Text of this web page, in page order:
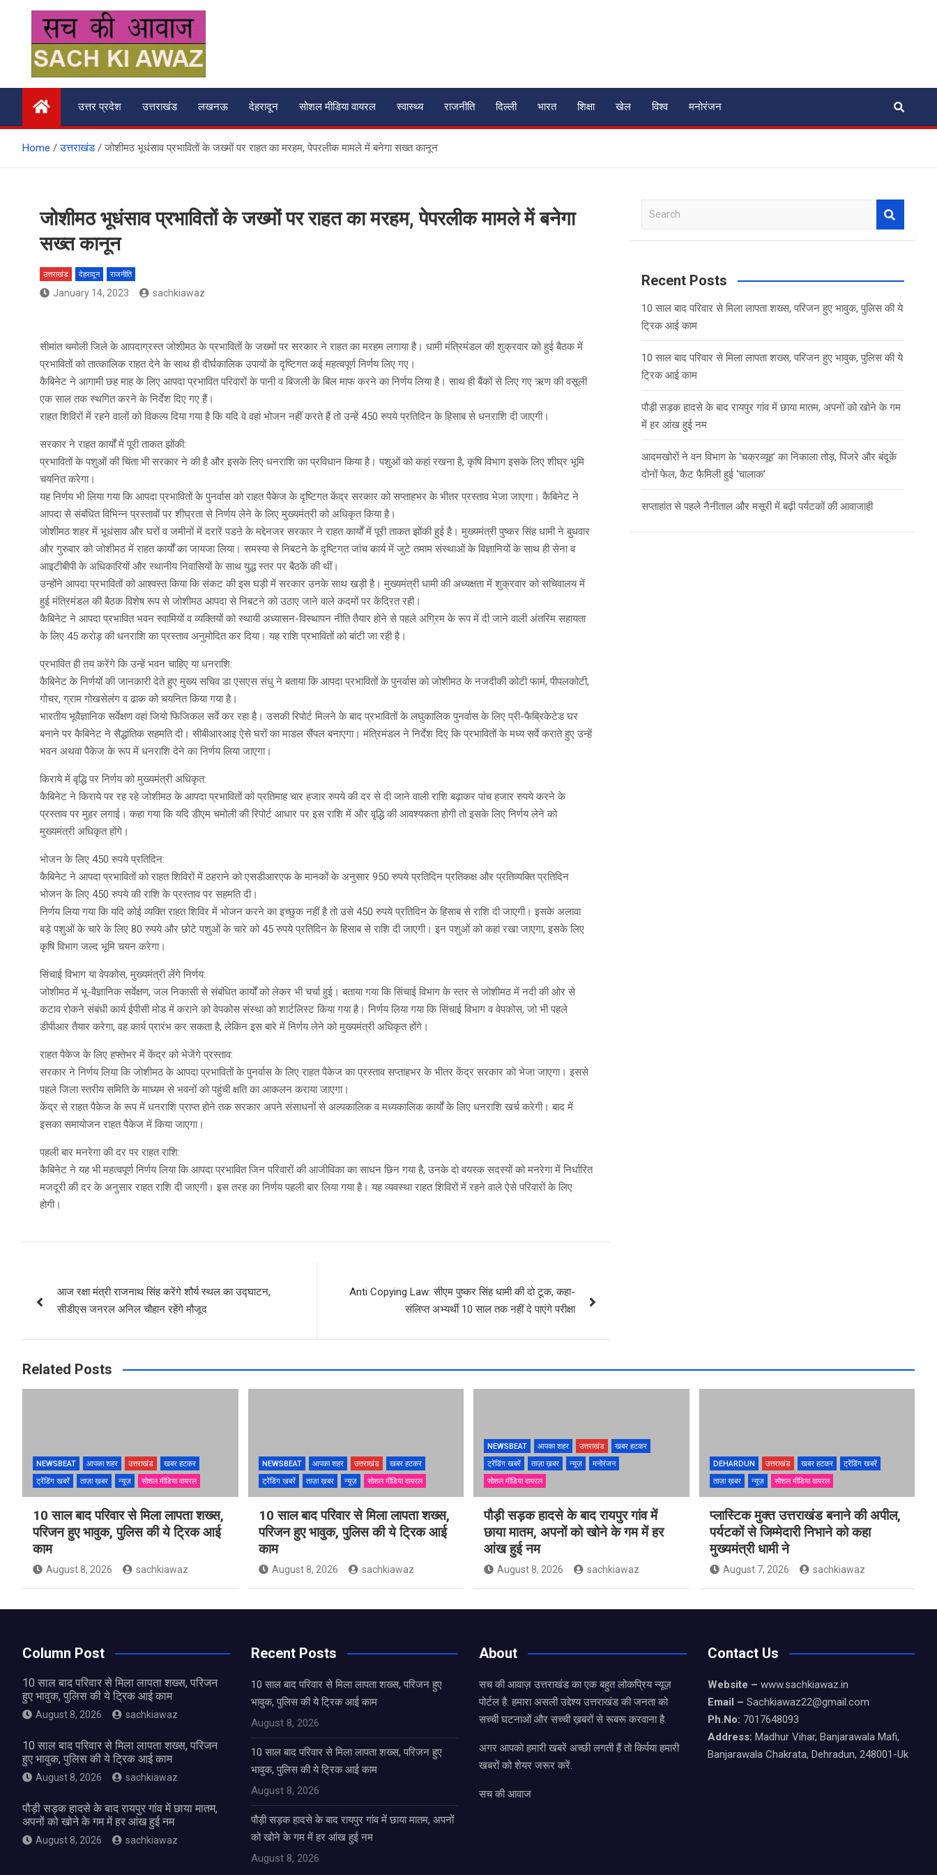
content
सच की आवाज
उत्तर प्रदेश उत्तराखंड लखनऊ देहरादून सोशल मीडिया वायरल स्वास्थ्य राजनीति दिल्ली भारत शिक्षा खेल विश्व मनोरंजन
Home उत्तराखंड जोशीमठ भूधंसाव प्रभावितों के जख्मों पर राहत का मरहम, पेपरलीक मामले में बनेगा सख्त कानून
जोशीमठ भूधंसाव प्रभावितों के जख्मों पर राहत का मरहम, पेपरलीक मामले में बनेगा
सख्त कानून
उत्तराखंड देहरादून राजनीति
January 14, 2023 sachkiawaz
सीमांत चमोली जिले के आपदाग्रस्त जोशीमठ के प्रभावितों के जख्मों पर सरकार ने राहत का मरहम लगाया है। धामी मंत्रिमंडल की शुक्रवार को हुई बैठक में
प्रभावितों को तात्कालिक राहत देने के साथ ही दीर्घकालिक उपायों के दृष्टिगत कई महत्वपूर्ण निर्णय लिए गए।
कैबिनेट ने आगामी छह माह के लिए आपदा प्रभावित परिवारों के पानी व बिजली के बिल माफ करने का निर्णय लिया है। साथ ही बैंकों से लिए गए ऋण की वसूली
एक साल तक स्थगित करने के निर्देश दिए गए हैं।
राहत शिविरों में रहने वालों को विकल्प दिया गया है कि यदि वे वहां भोजन नहीं करते हैं तो उन्हें 450 रुपये प्रतिदिन के हिसाब से धनराशि दी जाएगी।
सरकार ने राहत कार्यों में पूरी ताकत झोंकी:
प्रभावितों के पशुओं की चिंता भी सरकार ने की है और इसके लिए धनराशि का प्रविधान किया है। पशुओं को कहां रखना है, कृषि विभाग इसके लिए शीघ्र भूमि
चयनित करेगा।
यह निर्णय भी लिया गया कि आपदा प्रभावितों के पुनर्वास को राहत पैकेज के दृष्टिगत केंद्र सरकार को सप्ताहभर के भीतर प्रस्ताव भेजा जाएगा। कैबिनेट ने
आपदा से संबंधित विभिन्न प्रस्तावों पर शीघ्रता से निर्णय लेने के लिए मुख्यमंत्री को अधिकृत किया है।
जोशीमठ शहर में भूधंसाव और घरों व जमीनों में दरारें पडऩे के मद्देनजर सरकार ने राहत कार्यों में पूरी ताकत झोंकी हुई है। मुख्यमंत्री पुष्कर सिंह धामी ने बुधवार
और गुरुवार को जोशीमठ में राहत कार्यों का जायजा लिया। समस्या से निबटने के दृष्टिगत जांच कार्य में जुटे तमाम संस्थाओं के विज्ञानियों के साथ ही सेना व
आइटीबीपी के अधिकारियों और स्थानीय निवासियों के साथ युद्ध स्तर पर बैठकें की थीं।
उन्होंने आपदा प्रभावितों को आश्वस्त किया कि संकट की इस घड़ी में सरकार उनके साथ खड़ी है। मुख्यमंत्री धामी की अध्यक्षता में शुक्रवार को सचिवालय में
हुई मंत्रिमंडल की बैठक विशेष रूप से जोशीमठ आपदा से निबटने को उठाए जाने वाले कदमों पर केंद्रित रही।
कैबिनेट ने आपदा प्रभावित भवन स्वामियों व व्यक्तियों को स्थायी अध्यासन-विस्थापन नीति तैयार होने से पहले अग्रिम के रूप में दी जाने वाली अंतरिम सहायता
के लिए 45 करोड़ की धनराशि का प्रस्ताव अनुमोदित कर दिया। यह राशि प्रभावितों को बांटी जा रही है।
प्रभावित ही तय करेंगे कि उन्हें भवन चाहिए या धनराशि:
कैबिनेट के निर्णयों की जानकारी देते हुए मुख्य सचिव डा एसएस संधु ने बताया कि आपदा प्रभावितों के पुनर्वास को जोशीमठ के नजदीकी कोटी फार्म, पीपलकोटी,
गोचर, ग्राम गोखसेलंग व ढाक को चयनित किया गया है।
भारतीय भूवैज्ञानिक सर्वेक्षण वहां जियो फिजिकल सर्वे कर रहा है। उसकी रिपोर्ट मिलने के बाद प्रभावितों के लघुकालिक पुनर्वास के लिए प्री-फैब्रिकेटेड घर
बनाने पर कैबिनेट ने सैद्धांतिक सहमति दी। सीबीआरआइ ऐसे घरों का माडल सैंपल बनाएगा। मंत्रिमंडल ने निर्देश दिए कि प्रभावितों के मध्य सर्वे कराते हुए उन्हें
भवन अथवा पैकेज के रूप में धनराशि देने का निर्णय लिया जाएगा।
किराये में वृद्धि पर निर्णय को मुख्यमंत्री अधिकृत:
कैबिनेट ने किराये पर रह रहे जोशीमठ के आपदा प्रभावितों को प्रतिमाह चार हजार रुपये की दर से दी जाने वाली राशि बढ़ाकर पांच हजार रुपये करने के
प्रस्ताव पर मुहर लगाई। कहा गया कि यदि डीएम चमोली की रिपोर्ट आधार पर इस राशि में और वृद्धि की आवश्यकता होगी तो इसके लिए निर्णय लेने को
मुख्यमंत्री अधिकृत होंगे।
भोजन के लिए 450 रुपये प्रतिदिन:
कैबिनेट ने आपदा प्रभावितों को राहत शिविरों में ठहराने को एसडीआरएफ के मानकों के अनुसार 950 रुपये प्रतिदिन प्रतिकक्ष और प्रतिव्यक्ति प्रतिदिन
भोजन के लिए 450 रुपये की राशि के प्रस्ताव पर सहमति दी।
निर्णय लिया गया कि यदि कोई व्यक्ति राहत शिविर में भोजन करने का इच्छुक नहीं है तो उसे 450 रुपये प्रतिदिन के हिसाब से राशि दी जाएगी। इसके अलावा
बड़े पशुओं के चारे के लिए 80 रुपये और छोटे पशुओं के चारे को 45 रुपये प्रतिदिन के हिसाब से राशि दी जाएगी। इन पशुओं को कहां रखा जाएगा, इसके लिए
कृषि विभाग जल्द भूमि चयन करेगा।
सिंचाई विभाग या वेपकोस, मुख्यमंत्री लेंगे निर्णय:
जोशीमठ में भू-वैज्ञानिक सर्वेक्षण, जल निकासी से संबंधित कार्यों को लेकर भी चर्चा हुई। बताया गया कि सिंचाई विभाग के स्तर से जोशीमठ में नदी की ओर से
कटाव रोकने संबंधी कार्य ईपीसी मोड में कराने को वेपकोस संस्था को शार्टलिस्ट किया गया है। निर्णय लिया गया कि सिंचाई विभाग व वेपकोस, जो भी पहले
डीपीआर तैयार करेगा, वह कार्य प्रारंभ कर सकता है, लेकिन इस बारे में निर्णय लेने को मुख्यमंत्री अधिकृत होंगे।
राहत पैकेज के लिए हफ्तेभर में केंद्र को भेजेंगे प्रस्ताव:
सरकार ने निर्णय लिया कि जोशीमठ के आपदा प्रभावितों के पुनर्वास के लिए राहत पैकेज का प्रस्ताव सप्ताहभर के भीतर केंद्र सरकार को भेजा जाएगा। इससे
पहले जिला स्तरीय समिति के माध्यम से भवनों को पहुंची क्षति का आकलन कराया जाएगा।
केंद्र से राहत पैकेज के रूप में धनराशि प्राप्त होने तक सरकार अपने संसाधनों से अल्पकालिक व मध्यकालिक कार्यों के लिए धनराशि खर्च करेगी। बाद में
इसका समायोजन राहत पैकेज में किया जाएगा।
पहली बार मनरेगा की दर पर राहत राशि:
कैबिनेट ने यह भी महत्वपूर्ण निर्णय लिया कि आपदा प्रभावित जिन परिवारों की आजीविका का साधन छिन गया है, उनके दो वयस्क सदस्यों को मनरेगा में निर्धारित
मजदूरी की दर के अनुसार राहत राशि दी जाएगी। इस तरह का निर्णय पहली बार लिया गया है। यह व्यवस्था राहत शिविरों में रहने वाले ऐसे परिवारों के लिए
होगी।
navigation
आज रक्षा मंत्री राजनाथ सिंह करेंगे शौर्य स्थल का उद्घाटन,
सीडीएस जनरल अनिल चौहान रहेंगे मौजूद
Anti Copying Law: सीएम पुष्‍कर सिंह धामी की दो टूक, कहा-
संलिप्त अभ्यर्थी 10 साल तक नहीं दे पाएंगे परीक्षा
a
c
Recent Posts
10 साल बाद परिवार से मिला लापता शख्स, परिजन हुए भावुक, पुलिस की ये
ट्रिक आई काम
10 साल बाद परिवार से मिला लापता शख्स, परिजन हुए भावुक, पुलिस की ये
ट्रिक आई काम
पौड़ी सड़क हादसे के बाद रायपुर गांव में छाया मातम, अपनों को खोने के गम
में हर आंख हुई नम
आदमखोरों ने वन विभाग के ‘चक्रव्यूह’ का निकाला तोड़, पिंजरे और बंदूकें
दोनों फेल, कैट फैमिली हुई ‘चालाक’
सप्ताहांत से पहले नैनीताल और मसूरी में बढ़ी पर्यटकों की आवाजाही
Related Posts
NEWSBEAT आपका शहर उत्तराखंड
खबर हटकर
ट्रेंडिंग खबरें
ताज़ा ख़बर न्यूज़ सोशल मीडिया वायरल
10 साल बाद परिवार से मिला लापता शख्स,
परिजन हुए भावुक, पुलिस की ये ट्रिक आई
काम
August 8, 2026 sachkiawaz
NEWSBEAT आपका शहर उत्तराखंड
खबर हटकर
ट्रेंडिंग खबरें
ताज़ा ख़बर न्यूज़ सोशल मीडिया वायरल
10 साल बाद परिवार से मिला लापता शख्स,
परिजन हुए भावुक, पुलिस की ये ट्रिक आई
काम
August 8, 2026 sachkiawaz
NEWSBEAT आपका शहर उत्तराखंड
खबर हटकर
ट्रेंडिंग खबरें
ताज़ा ख़बर न्यूज़
मनोरंजन
सोशल मीडिया वायरल
पौड़ी सड़क हादसे के बाद रायपुर गांव में
छाया मातम, अपनों को खोने के गम में हर
आंख हुई नम
August 8, 2026 sachkiawaz
DEHARDUN उत्तराखंड खबर हटकर
ट्रेंडिंग खबरें
ताज़ा ख़बर
न्यूज़ सोशल मीडिया वायरल
प्लास्टिक मुक्त उत्तराखंड बनाने की अपील,
पर्यटकों से जिम्मेदारी निभाने को कहा
मुख्यमंत्री धामी ने
August 7, 2026 sachkiawaz
Column Post
10 साल बाद परिवार से मिला लापता शख्स, परिजन
हुए भावुक, पुलिस की ये ट्रिक आई काम
August 8, 2026 sachkiawaz
10 साल बाद परिवार से मिला लापता शख्स, परिजन
हुए भावुक, पुलिस की ये ट्रिक आई काम
August 8, 2026 sachkiawaz
पौड़ी सड़क हादसे के बाद रायपुर गांव में छाया मातम,
अपनों को खोने के गम में हर आंख हुई नम
August 8, 2026 sachkiawaz
Recent Posts
10 साल बाद परिवार से मिला लापता शख्स, परिजन हुए
भावुक, पुलिस की ये ट्रिक आई काम
August 8, 2026
10 साल बाद परिवार से मिला लापता शख्स, परिजन हुए
भावुक, पुलिस की ये ट्रिक आई काम
August 8, 2026
पौड़ी सड़क हादसे के बाद रायपुर गांव में छाया मातम, अपनों
को खोने के गम में हर आंख हुई नम
August 8, 2026
About
सच की आवाज़ उत्तराखंड का एक बहुत लोकप्रिय न्यूज़
पोर्टल है. हमारा असली उद्देश्य उत्तराखंड की जनता को
सच्ची घटनाओं और सच्ची ख़बरों से रूबरू करवाना है.
अगर आपको हमारी खबरें अच्छी लगती हैं तो किर्पया हमारी
खबरों को शेयर जरूर करें.
सच की आवाज
Contact Us
Website – www.sachkiawaz.in
Email – Sachkiawaz22@gmail.com
Ph.No: 7017648093
Address: Madhur Vihar, Banjarawala Mafi,
Banjarawala Chakrata, Dehradun, 248001-Uk